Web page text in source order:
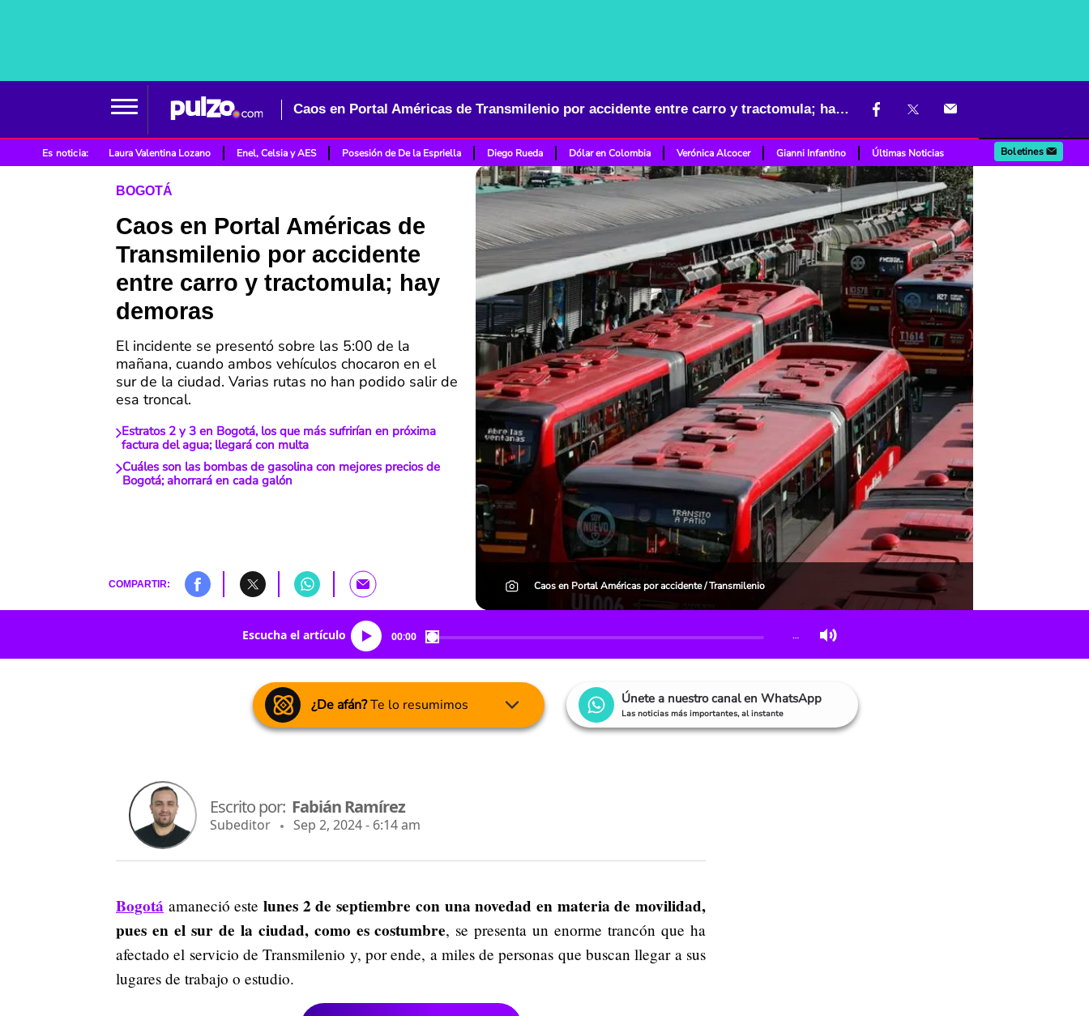
Caos en Portal Américas de Transmilenio por accidente entre carro y tractomula; hay demoras
Es noticia: Laura Valentina Lozano Enel, Celsia y AES Posesión de De la Espriella Diego Rueda Dólar en Colombia Verónica Alcocer Gianni Infantino Últimas Noticias Boletines
BOGOTÁ
Caos en Portal Américas de
Transmilenio por accidente
entre carro y tractomula; hay
demoras
El incidente se presentó sobre las 5:00 de la
mañana, cuando ambos vehículos chocaron en el
sur de la ciudad. Varias rutas no han podido salir de
esa troncal.
Estratos 2 y 3 en Bogotá, los que más sufrirían en próxima
factura del agua; llegará con multa
Cuáles son las bombas de gasolina con mejores precios de
Bogotá; ahorrará en cada galón
COMPARTIR: Caos en Portal Américas por accidente / Transmilenio
Escucha el artículo 00:00 …
¿De afán?Te lo resumimos Únete a nuestro canal en WhatsApp
Las noticias más importantes, al instante
Escrito por: Fabián Ramírez
Subeditor Sep 2, 2024 - 6:14 am
Bogotá amaneció este lunes 2 de septiembre con una novedad en materia de movilidad,
pues en el sur de la ciudad, como es costumbre, se presenta un enorme trancón que ha
afectado el servicio de Transmilenio y, por ende, a miles de personas que buscan llegar a sus
lugares de trabajo o estudio.